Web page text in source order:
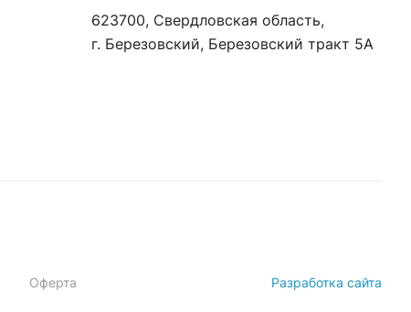
623700, Свердловская область,
г. Березовский, Березовский тракт 5А
Оферта Разработка сайта